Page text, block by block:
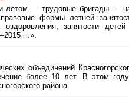
летом — трудовые бригады —
формы летней
занятости
гг.».
объединений
более 10 лет. В этом
района.